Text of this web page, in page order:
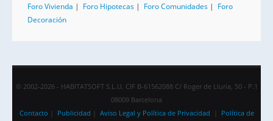
Foro Vivienda | Foro Hipotecas | Foro Comunidades | Foro
Decoración
© 2002-2026 - HABITATSOFT S.L.U. CIF B-61562088 C/ Roger de Lluria, 50 - P.1
08009 Barcelona
Contacto
Publicidad Aviso Legal y Política de Privacidad Política de